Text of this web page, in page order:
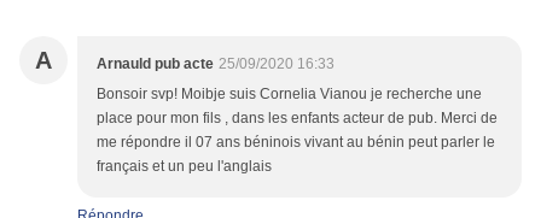
A Arnauld pub acte 25/09/2020 16:33
Bonsoir svp! Moibje suis Cornelia Vianou je recherche une
place pour mon fils , dans les enfants acteur de pub. Merci de
me répondre il 07 ans béninois vivant au bénin peut parler le
français et un peu l'anglais